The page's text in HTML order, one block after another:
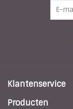
Klantenservice
Producten